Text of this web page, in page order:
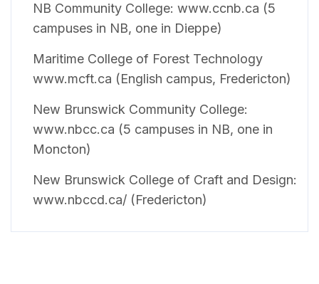
NB Community College: www.ccnb.ca (5
campuses in NB, one in Dieppe)
Maritime College of Forest Technology
www.mcft.ca (English campus, Fredericton)
New Brunswick Community College:
www.nbcc.ca (5 campuses in NB, one in
Moncton)
New Brunswick College of Craft and Design:
www.nbccd.ca/ (Fredericton)